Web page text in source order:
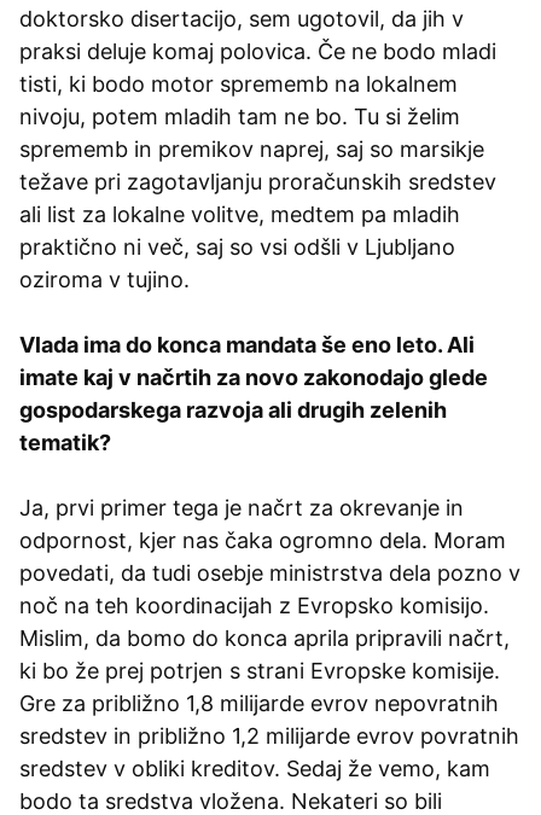
doktorsko disertacijo, sem ugotovil, da jih v
praksi deluje komaj polovica. Če ne bodo mladi
tisti, ki bodo motor sprememb na lokalnem
nivoju, potem mladih tam ne bo. Tu si želim
sprememb in premikov naprej, saj so marsikje
težave pri zagotavljanju proračunskih sredstev
ali list za lokalne volitve, medtem pa mladih
praktično ni več, saj so vsi odšli v Ljubljano
oziroma v tujino.
Vlada ima do konca mandata še eno leto. Ali
imate kaj v načrtih za novo zakonodajo glede
gospodarskega razvoja ali drugih zelenih
tematik?
Ja, prvi primer tega je načrt za okrevanje in
odpornost, kjer nas čaka ogromno dela. Moram
povedati, da tudi osebje ministrstva dela pozno v
noč na teh koordinacijah z Evropsko komisijo.
Mislim, da bomo do konca aprila pripravili načrt,
ki bo že prej potrjen s strani Evropske komisije.
Gre za približno 1,8 milijarde evrov nepovratnih
sredstev in približno 1,2 milijarde evrov povratnih
sredstev v obliki kreditov. Sedaj že vemo, kam
bodo ta sredstva vložena. Nekateri so bili